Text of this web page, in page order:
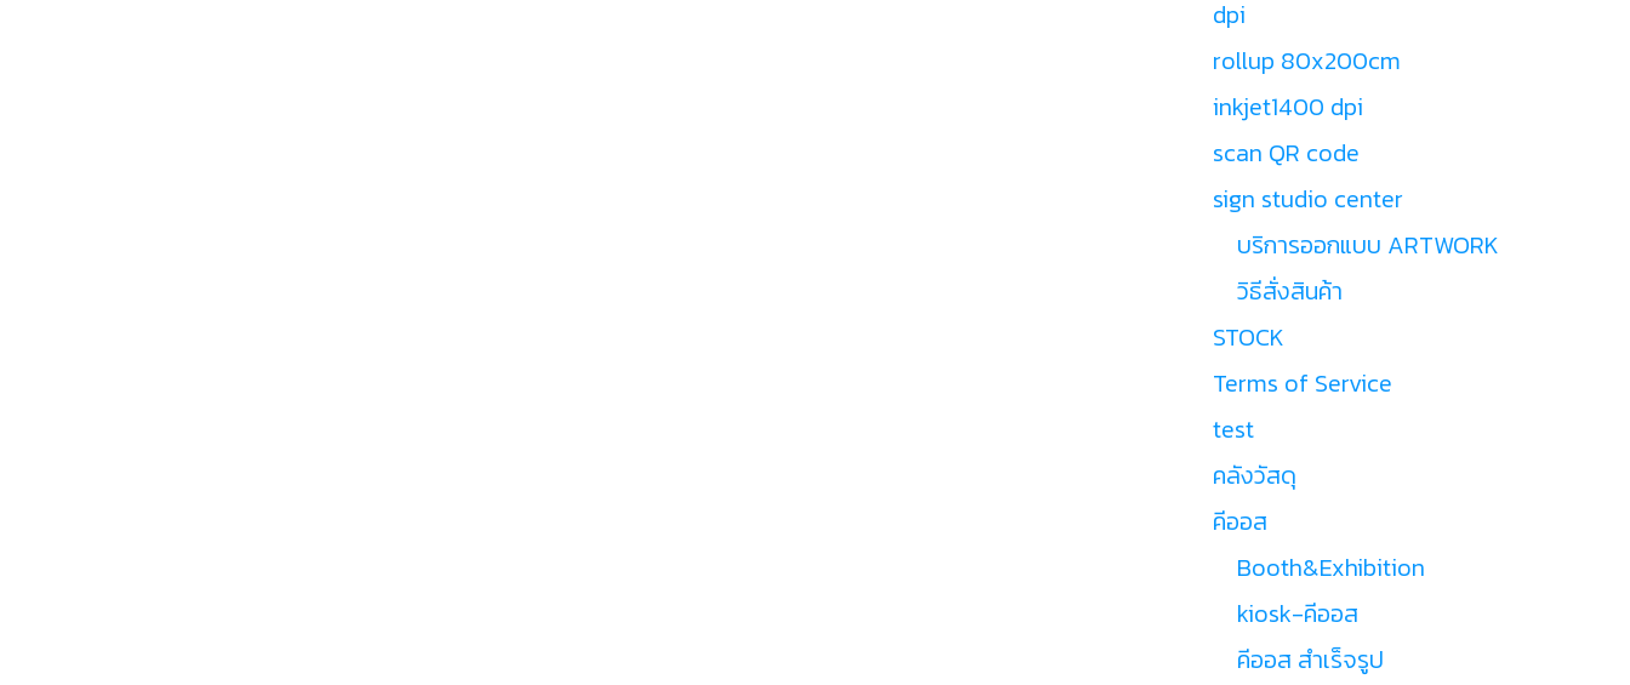
dpi
rollup 80x200cm
inkjet1400 dpi
scan QR code
sign studio center
บริการออกแบบ ARTWORK
วิธีสั่งสินค้า
STOCK
Terms of Service
test
คลังวัสดุ
คีออส
Booth&Exhibition
kiosk-คีออส
คีออส สำเร็จรูป